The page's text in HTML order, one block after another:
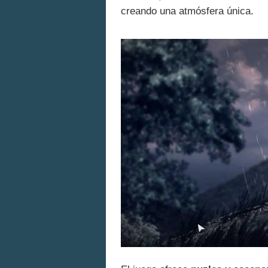
creando una atmósfera única.